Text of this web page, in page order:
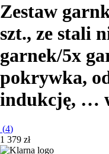
Zestaw
szt., ze stali
garnek/5x
pokrywka,
indukcję, …
(4)
1 379 zł